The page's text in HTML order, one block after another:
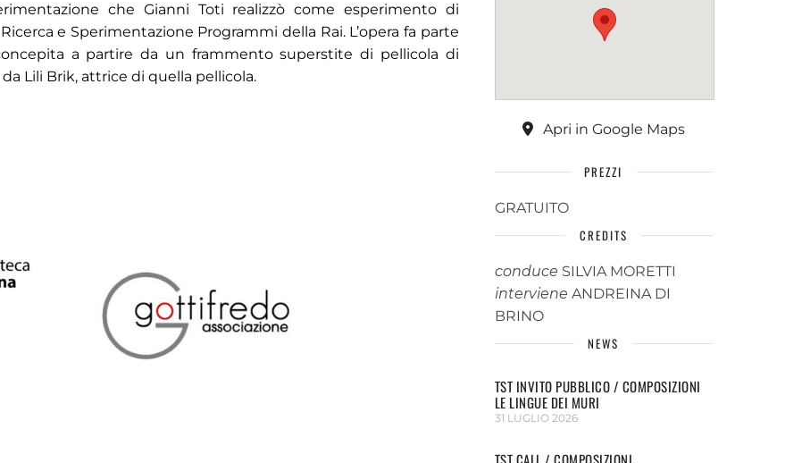
che Gianni Toti realizzò come esperimento di
e Sperimentazione Programmi della Rai. L’opera fa parte
a partire da un frammento superstite di pellicola di
Lili Brik, attrice di quella pellicola.
Apri in Google Maps
PREZZI
GRATUITO
CREDITS
conduce SILVIA MORETTI
interviene ANDREINA DI
BRINO
NEWS
TST INVITO PUBBLICO / COMPOSIZIONI
LE LINGUE DEI MURI
31 LUGLIO 2026